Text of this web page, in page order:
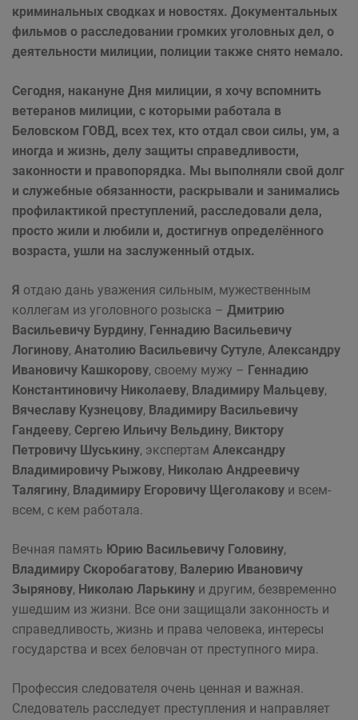
криминальных сводках и новостях. Документальных
фильмов о расследовании громких уголовных дел, о
деятельности милиции, полиции также снято немало.
Сегодня, накануне Дня милиции, я хочу вспомнить
ветеранов милиции, с которыми работала в
Беловском ГОВД, всех тех, кто отдал свои силы, ум, а
иногда и жизнь, делу защиты справедливости,
законности и правопорядка. Мы выполняли свой долг
и служебные обязанности, раскрывали и занимались
профилактикой преступлений, расследовали дела,
просто жили и любили и, достигнув определённого
возраста, ушли на заслуженный отдых.
Я отдаю дань уважения сильным, мужественным
коллегам из уголовного розыска – Дмитрию
Васильевичу Бурдину, Геннадию Васильевичу
Логинову, Анатолию Васильевичу Сутуле, Александру
Ивановичу Кашкорову, своему мужу – Геннадию
Константиновичу Николаеву, Владимиру Мальцеву,
Вячеславу Кузнецову, Владимиру Васильевичу
Гандееву, Сергею Ильичу Вельдину, Виктору
Петровичу Шуськину, экспертам Александру
Владимировичу Рыжову, Николаю Андреевичу
Талягину, Владимиру Егоровичу Щеголакову и всем-
всем, с кем работала.
Вечная память Юрию Васильевичу Головину,
Владимиру Скоробагатову, Валерию Ивановичу
Зырянову, Николаю Ларькину и другим, безвременно
ушедшим из жизни. Все они защищали законность и
справедливость, жизнь и права человека, интересы
государства и всех беловчан от преступного мира.
Профессия следователя очень ценная и важная.
Следователь расследует преступления и направляет